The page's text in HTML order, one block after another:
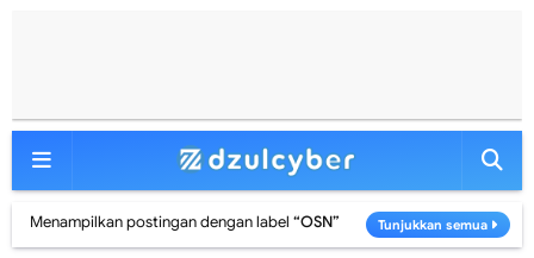
Menampilkan postingan dengan label OSN Tunjukkan semua